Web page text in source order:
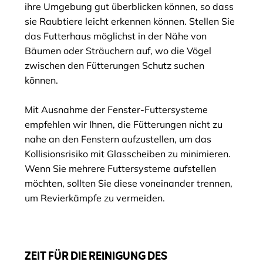
ihre Umgebung gut überblicken können, so dass
sie Raubtiere leicht erkennen können. Stellen Sie
das Futterhaus möglichst in der Nähe von
Bäumen oder Sträuchern auf, wo die Vögel
zwischen den Fütterungen Schutz suchen
können.
Mit Ausnahme der Fenster-Futtersysteme
empfehlen wir Ihnen, die Fütterungen nicht zu
nahe an den Fenstern aufzustellen, um das
Kollisionsrisiko mit Glasscheiben zu minimieren.
Wenn Sie mehrere Futtersysteme aufstellen
möchten, sollten Sie diese voneinander trennen,
um Revierkämpfe zu vermeiden.
ZEIT FÜR DIE REINIGUNG DES